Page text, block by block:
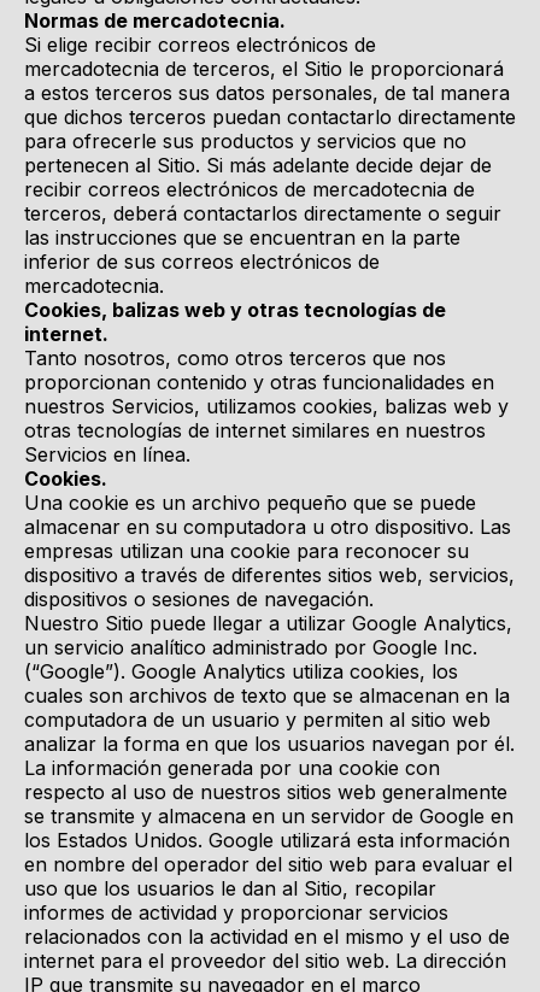
Normas de mercadotecnia.
Si elige recibir correos electrónicos de
mercadotecnia de terceros, el Sitio le proporcionará
a estos terceros sus datos personales, de tal manera
que dichos terceros puedan contactarlo directamente
para ofrecerle sus productos y servicios que no
pertenecen al Sitio. Si más adelante decide dejar de
recibir correos electrónicos de mercadotecnia de
terceros, deberá contactarlos directamente o seguir
las instrucciones que se encuentran en la parte
inferior de sus correos electrónicos de
mercadotecnia.
Cookies, balizas web y otras tecnologías de
internet.
Tanto nosotros, como otros terceros que nos
proporcionan contenido y otras funcionalidades en
nuestros Servicios, utilizamos cookies, balizas web y
otras tecnologías de internet similares en nuestros
Servicios en línea.
Cookies.
Una cookie es un archivo pequeño que se puede
almacenar en su computadora u otro dispositivo. Las
empresas utilizan una cookie para reconocer su
dispositivo a través de diferentes sitios web, servicios,
dispositivos o sesiones de navegación.
Nuestro Sitio puede llegar a utilizar Google Analytics,
un servicio analítico administrado por Google Inc.
(“Google”). Google Analytics utiliza cookies, los
cuales son archivos de texto que se almacenan en la
computadora de un usuario y permiten al sitio web
analizar la forma en que los usuarios navegan por él.
La información generada por una cookie con
respecto al uso de nuestros sitios web generalmente
se transmite y almacena en un servidor de Google en
los Estados Unidos. Google utilizará esta información
en nombre del operador del sitio web para evaluar el
uso que los usuarios le dan al Sitio, recopilar
informes de actividad y proporcionar servicios
relacionados con la actividad en el mismo y el uso de
internet para el proveedor del sitio web. La dirección
IP que transmite su navegador en el marco